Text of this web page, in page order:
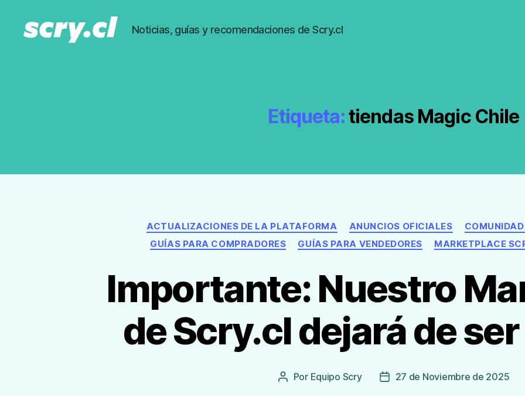
Noticias, guías y recomendaciones de Scry.cl
Etiqueta:tiendas Magic Chile
Categorías
ACTUALIZACIONES DE LA PLATAFORMA ANUNCIOS OFICIALES
GUÍAS PARA COMPRADORES
GUÍAS PARA VENDEDORES MARKETPLACE
Importante: Nuestro
de Scry.cl dejará de
Autor
Por Equipo Scry
Fecha27 de Noviembre de 2025